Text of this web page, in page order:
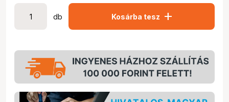
db Kosárba tesz add